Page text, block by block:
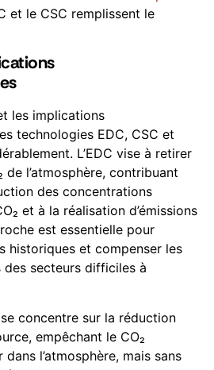
et le CSC remplissent le
les implications
technologies EDC, CSC et
L’EDC vise à retirer
l’atmosphère, contribuant
des concentrations
et à la réalisation d’émissions
est essentielle pour
historiques et compenser les
des secteurs difficiles à
concentre sur la réduction
empêchant le CO₂
l’atmosphère, mais sans